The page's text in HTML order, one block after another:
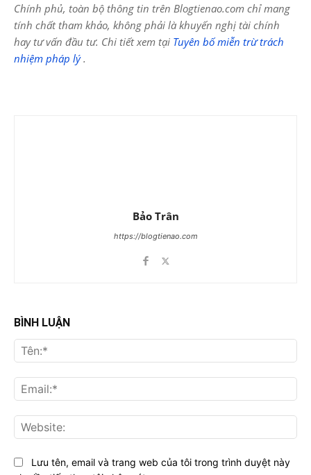
Chính phủ, toàn bộ thông tin trên Blogtienao.com chỉ mang
tính chất tham khảo, không phải là khuyến nghị tài chính
hay tư vấn đầu tư. Chi tiết xem tại Tuyên bố miễn trừ trách
nhiệm pháp lý.
Bảo Trân
https://blogtienao.com
BÌNH LUẬN
Lưu tên, email và trang web của tôi trong trình duyệt này